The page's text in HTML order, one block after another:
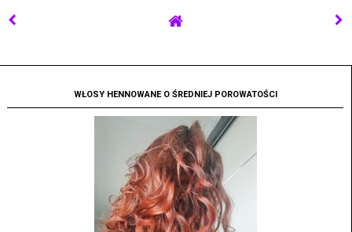
WŁOSY HENNOWANE O ŚREDNIEJ POROWATOŚCI